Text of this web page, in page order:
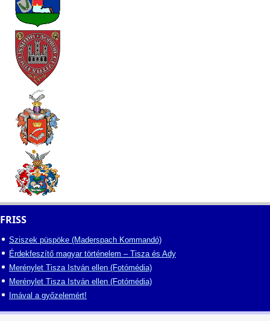
FRISS
Sziszek püspöke (Maderspach Kommandó)
Érdekfeszítő magyar történelem – Tisza és Ady
Merénylet Tisza István ellen (Fotómédia)
Merénylet Tisza István ellen (Fotómédia)
Imával a győzelemért!